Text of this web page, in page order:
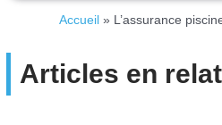
Accueil » L’assurance
Articles en